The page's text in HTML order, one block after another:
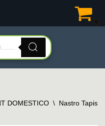
DOMESTICO \ Nastro Tapis